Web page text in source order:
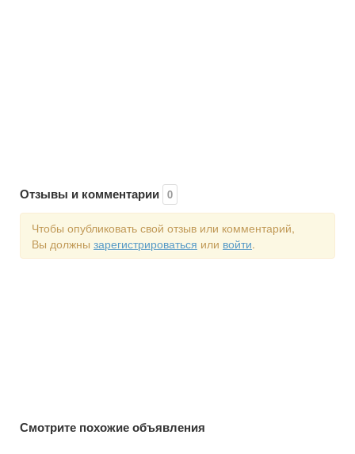
Отзывы и комментарии 0
Чтобы опубликовать свой отзыв или комментарий,
Вы должны зарегистрироваться или войти.
Смотрите похожие объявления